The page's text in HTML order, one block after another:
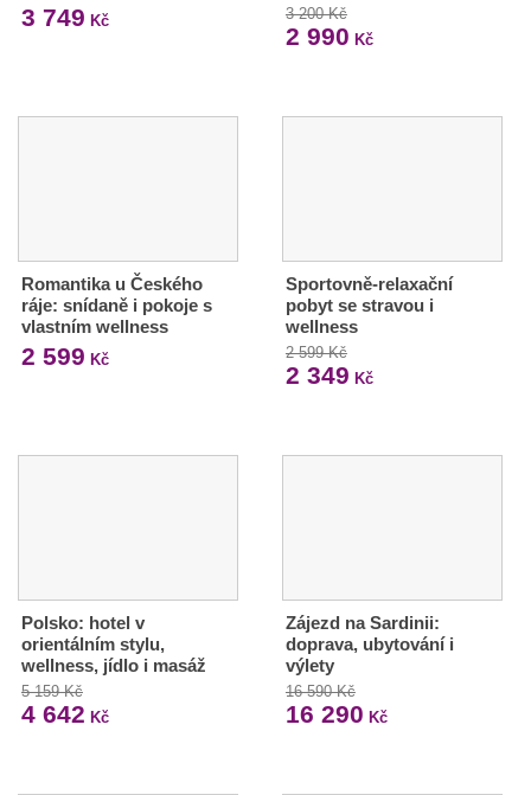
3 749 Kč 3 200 Kč
2 990 Kč
Romantika u Českého
ráje: snídaně i pokoje s
vlastním wellness
2 599 Kč
Sportovně-relaxační
pobyt se stravou i
wellness
2 599 Kč
2 349 Kč
Polsko: hotel v
orientálním stylu,
wellness, jídlo i masáž
5 159 Kč
4 642 Kč
Zájezd na Sardinii:
doprava, ubytování i
výlety
16 590 Kč
16 290 Kč